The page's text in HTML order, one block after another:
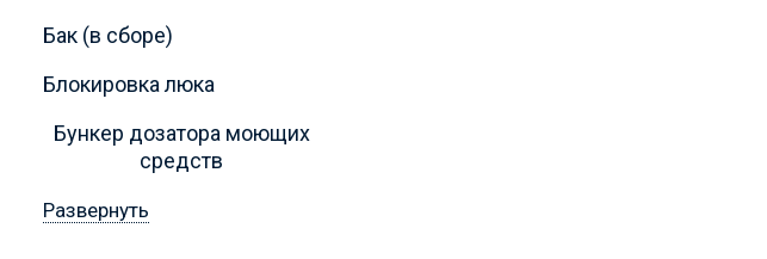
Бак (в сборе)
Блокировка люка
Бункер дозатора моющих
средств
Развернуть